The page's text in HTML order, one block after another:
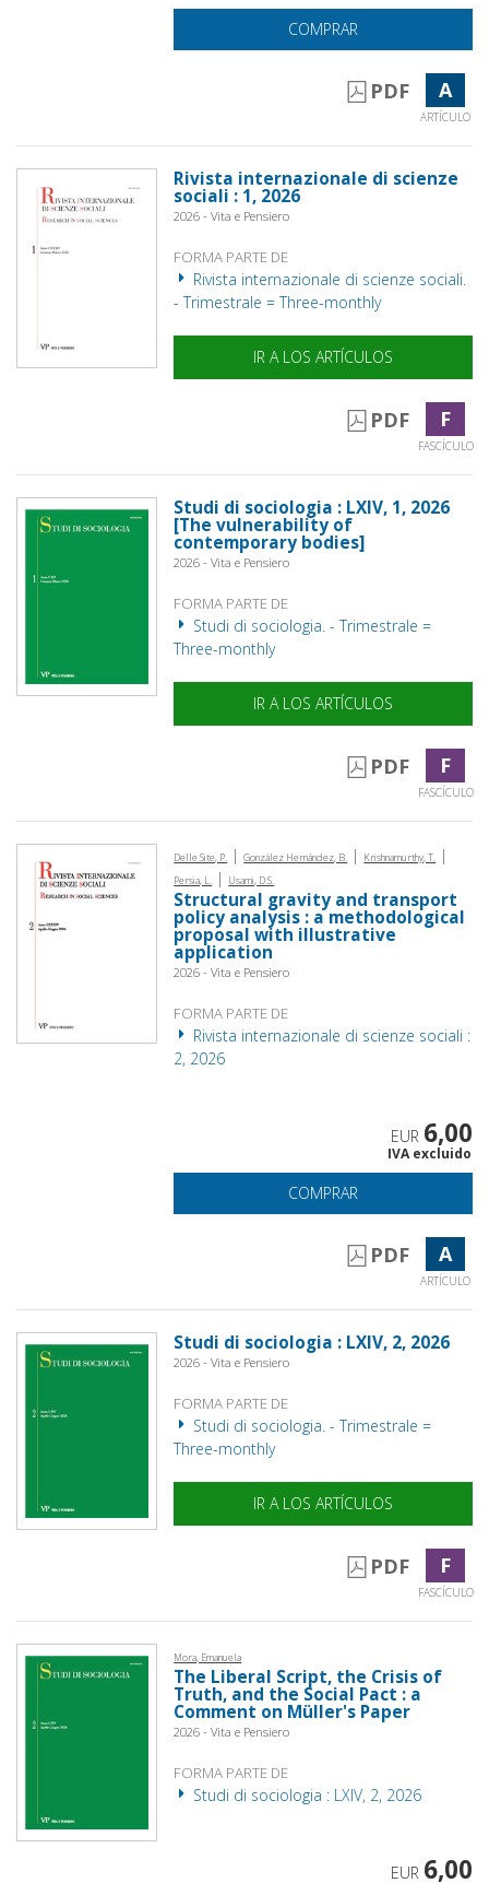
COMPRAR
PDF A
ARTÍCULO
Rivista internazionale di scienze
sociali : 1, 2026
2026 - Vita e Pensiero
FORMA PARTE DE
Rivista internazionale di scienze sociali.
- Trimestrale = Three-monthly
IR A LOS ARTÍCULOS
PDF F
FASCÍCULO
Studi di sociologia : LXIV, 1, 2026
[The vulnerability of
contemporary bodies]
2026 - Vita e Pensiero
FORMA PARTE DE
Studi di sociologia. - Trimestrale =
Three-monthly
IR A LOS ARTÍCULOS
PDF F
FASCÍCULO
Delle Site, P. | González Hernández, B. | Krishnamurthy, T. |
Persia, L. | Usami, D.S.
Structural gravity and transport
policy analysis : a methodological
proposal with illustrative
application
2026 - Vita e Pensiero
FORMA PARTE DE
Rivista internazionale di scienze sociali :
2, 2026
EUR 6,00
IVA excluido
COMPRAR
PDF A
ARTÍCULO
Studi di sociologia : LXIV, 2, 2026
2026 - Vita e Pensiero
FORMA PARTE DE
Studi di sociologia. - Trimestrale =
Three-monthly
IR A LOS ARTÍCULOS
PDF F
FASCÍCULO
Mora, Emanuela
The Liberal Script, the Crisis of
Truth, and the Social Pact : a
Comment on Müller's Paper
2026 - Vita e Pensiero
FORMA PARTE DE
Studi di sociologia : LXIV, 2, 2026
EUR 6,00